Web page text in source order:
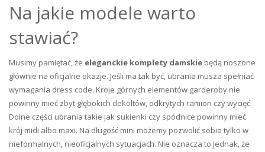
Na jakie modele warto
stawiać?
Musimy pamiętać, że eleganckie komplety damskie będą noszone
głównie na oficjalne okazje. Jeśli ma tak być, ubrania musza spełniać
wymagania dress code. Kroje górnych elementów garderoby nie
powinny mieć zbyt głębokich dekoltów, odkrytych ramion czy wycięć.
Dolne części ubrania takie jak sukienki czy spódnice powinny mieć
krój midi albo maxi. Na długość mini możemy pozwolić sobie tylko w
nieformalnych, nieoficjalnych sytuacjach. Nie oznacza to jednak, że